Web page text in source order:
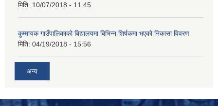
मिति: 10/07/2018 - 11:45
कुम्मायक गाउँपालिकाको बिद्यालयमा बिभिन्न शिर्षकमा भएको निकासा विवरण
मिति: 04/19/2018 - 15:56
अन्य